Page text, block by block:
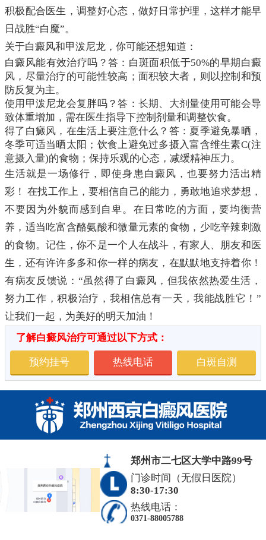
积极配合医生，调整好心态，做好日常护理，这样才能早
日战胜“白魔”。
关于白癜风和甲泼尼龙，你可能还想知道：
白癜风能有效治疗吗？答：白斑面积低于50%的早期白癜
风，尽量治疗的可能性较高；面积较大者，则以控制和预
防反复为主。
使用甲泼尼龙会复胖吗？答：长期、大剂量使用可能会导
致体重增加，需在医生指导下控制剂量和调整饮食。
得了白癜风，在生活上要注意什么？答：夏季避免暴晒，
冬季可适当晒太阳；饮食上避免过多摄入富含维生素C(注
意摄入量)的食物；保持乐观的心态，减缓精神压力。
生活就是一场修行，即使身患白癜风，也要努力活出精
彩！ 在找工作上，要相信自己的能力，勇敢地追求梦想，
不要因为外貌而感到自卑。在日常吃的方面，要均衡营
养，适当吃富含酪氨酸和微量元素的食物，少吃辛辣刺激
的食物。记住，你不是一个人在战斗，有家人、朋友和医
生，还有许许多多和你一样的病友，在默默地支持着你！
有病友反馈说：“虽然得了白癜风，但我依然热爱生活，
努力工作，积极治疗，我相信总有一天，我能战胜它！”
让我们一起，为美好的明天加油！
了解白癜风治疗可通过以下方式：
预约挂号 热线电话 白斑自测
郑州市二七区大学中路99号
门诊时间（无假日医院）
8:30-17:30
热线电话：
0371-88005788